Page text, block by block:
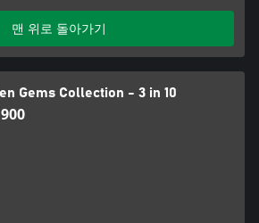
맨 위로 돌아가기
Gems Collection - 3 in 10